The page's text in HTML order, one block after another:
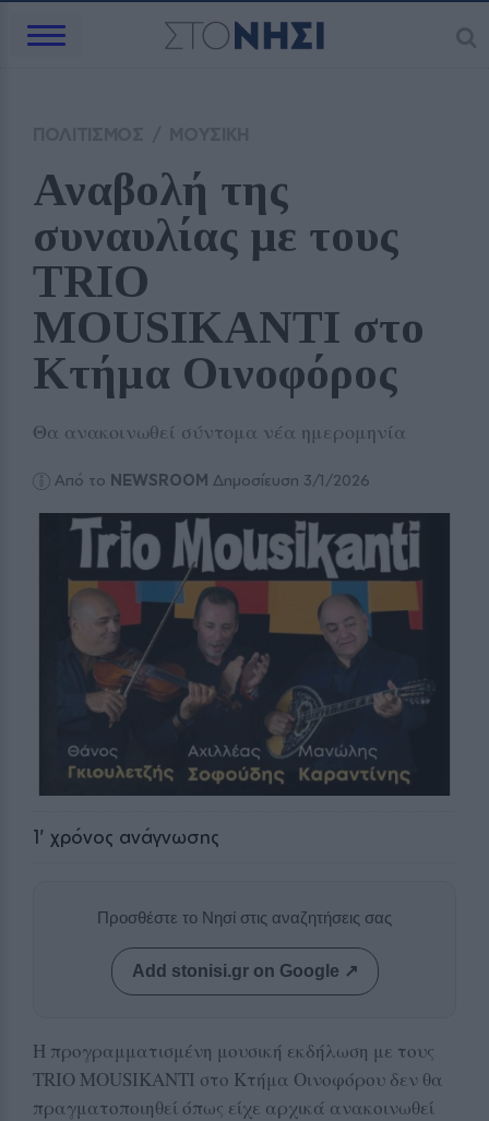
Αναβολή της
συναυλίας με τους
TRIO
MOUSIKANTI στο
Κτήμα Οινοφόρος
Θα ανακοινωθεί σύντομα νέα ημερομηνία
Από το NEWSROOM Δημοσίευση 3/1/2026
1' χρόνος ανάγνωσης
Προσθέστε το Νησί στις αναζητήσεις σας
Add stonisi.gr on Google ↗
Η προγραμματισμένη μουσική εκδήλωση με τους
TRIO MOUSIKANTI στο Κτήμα Οινοφόρου δεν θα
πραγματοποιηθεί όπως είχε αρχικά ανακοινωθεί